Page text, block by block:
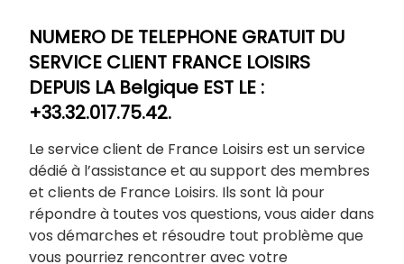
NUMERO DE TELEPHONE GRATUIT DU
SERVICE CLIENT FRANCE LOISIRS
DEPUIS LA Belgique EST LE :
+33.32.017.75.42.
Le service client de France Loisirs est un service
dédié à l’assistance et au support des membres
et clients de France Loisirs. Ils sont là pour
répondre à toutes vos questions, vous aider dans
vos démarches et résoudre tout problème que
vous pourriez rencontrer avec votre